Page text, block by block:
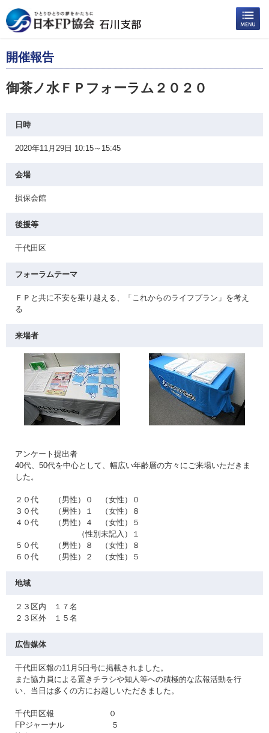
開催報告
御茶ノ水ＦＰフォーラム２０２０
日時
2020年11月29日 10:15～15:45
会場
損保会館
後援等
千代田区
フォーラムテーマ
ＦＰと共に不安を乗り越える、「これからのライフプラン」を考え
る
来場者
アンケート提出者
40代、50代を中心として、幅広い年齢層の方々にご来場いただきま
した。
２０代 （男性）０ （女性）０
３０代 （男性）１ （女性）８
４０代 （男性）４ （女性）５
（性別未記入）１
５０代 （男性）８ （女性）８
６０代 （男性）２ （女性）５
地域
２３区内 １７名
２３区外 １５名
広告媒体
千代田区報の11月5日号に掲載されました。
また協力員による置きチラシや知人等への積極的な広報活動を行
い、当日は多くの方にお越しいただきました。
千代田区報 ０
FPジャーナル ５